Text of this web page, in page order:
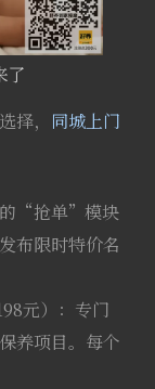
了
择， 同城上门
的“抢单”模块
布限时特价名
元）：专门
养项目。每个